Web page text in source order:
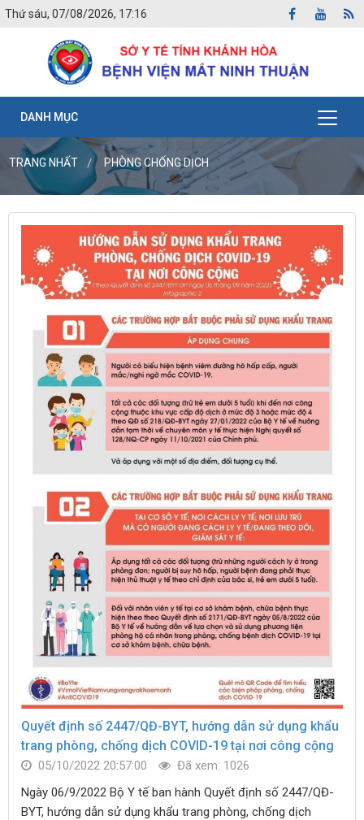
Thứ sáu, 07/08/2026, 17:16
DANH MỤC
TRANG NHẤT PHÒNG CHỐNG DỊCH
Quyết định số 2447/QĐ-BYT, hướng dẫn sử dụng khẩu
trang phòng, chống dịch COVID-19 tại nơi công cộng
05/10/2022 20:57:00
Đã xem: 1026
Ngày 06/9/2022 Bộ Y tế ban hành Quyết định số 2447/QĐ-
BYT, hướng dẫn sử dụng khẩu trang phòng, chống dịch